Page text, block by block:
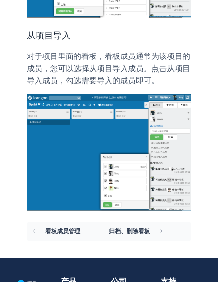
从项目导入
对于项目里面的看板，看板成员通常为该项目的
成员，您可以选择从项目导入成员。点击从项目
导入成员 ，勾选需要导入的成员即可。
看板成员管理 归档、删除看板